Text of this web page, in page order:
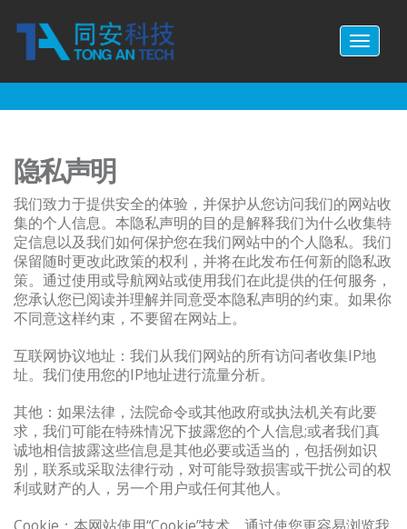
Toggle
隐私声明
我们致力于提供安全的体验，并保护从您访问我们的网站收
集的个人信息。本隐私声明的目的是解释我们为什么收集特
定信息以及我们如何保护您在我们网站中的个人隐私。我们
保留随时更改此政策的权利，并将在此发布任何新的隐私政
策。通过使用或导航网站或使用我们在此提供的任何服务，
您承认您已阅读并理解并同意受本隐私声明的约束。如果你
不同意这样约束，不要留在网站上。
互联网协议地址：我们从我们网站的所有访问者收集IP地
址。我们使用您的IP地址进行流量分析。
其他：如果法律，法院命令或其他政府或执法机关有此要
求，我们可能在特殊情况下披露您的个人信息;或者我们真
诚地相信披露这些信息是其他必要或适当的，包括例如识
别，联系或采取法律行动，对可能导致损害或干扰公司的权
利或财产的人，另一个用户或任何其他人。